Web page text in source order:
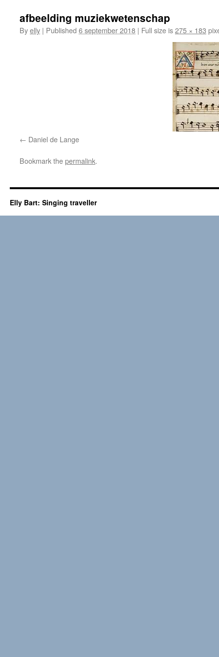
afbeelding muziekwetenschap
Byelly | Published 6 september 2018 | Full size is275 × 183
Daniel de Lange
Bookmark thepermalink.
Elly Bart: Singing traveller